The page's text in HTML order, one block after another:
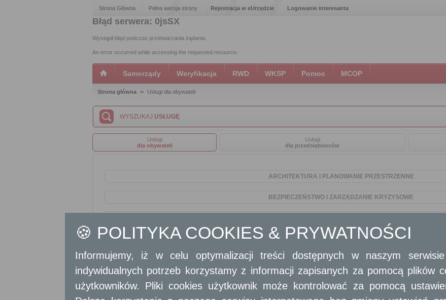
Strona Główna Pełna wersja strony Rejestracja w eUrzędzie Logowanie interesanta
Błąd serwera: 0jsSX
Wystąpił błąd podczas przetwarzania żądania.
An error occurred while accessing the requested resource.
Samorządy Weryfikacja RWD WKSP Pomoc MCOP
Strona główna Usługi dla obywateli
WYSZUKAJ USŁUGĘ
Usługi
dla obywateli
Usługi
dla przedsiębiorców
ARCHITEKTURA I PLANOWANIE PRZESTRZENNE
BEZPIECZEŃSTWO I ZARZĄDZANIE KRYZYSOWE
DZIAŁALNOŚĆ GOSPODARCZA
GEODEZJA I KARTOGRAFIA
GEODEZJA I KATASTER
🍪 POLITYKA COOKIES & PRYWATNOŚCI
Informujemy, iż w celu optymalizacji treści dostępnych w naszym
indywidualnych potrzeb korzystamy z informacji zapisanych za pomocą plików
użytkowników. Pliki cookies użytkownik może kontrolować za pomocą